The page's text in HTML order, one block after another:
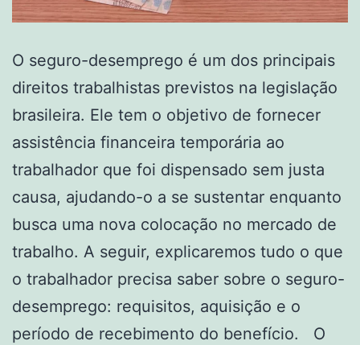
O seguro-desemprego é um dos principais
direitos trabalhistas previstos na legislação
brasileira. Ele tem o objetivo de fornecer
assistência financeira temporária ao
trabalhador que foi dispensado sem justa
causa, ajudando-o a se sustentar enquanto
busca uma nova colocação no mercado de
trabalho. A seguir, explicaremos tudo o que
o trabalhador precisa saber sobre o seguro-
desemprego: requisitos, aquisição e o
período de recebimento do benefício. O